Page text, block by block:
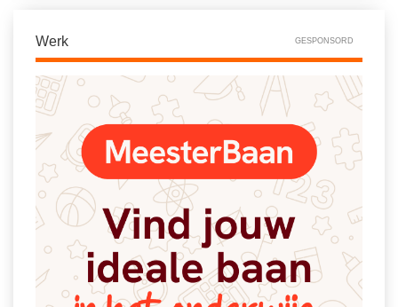
Werk GESPONSORD